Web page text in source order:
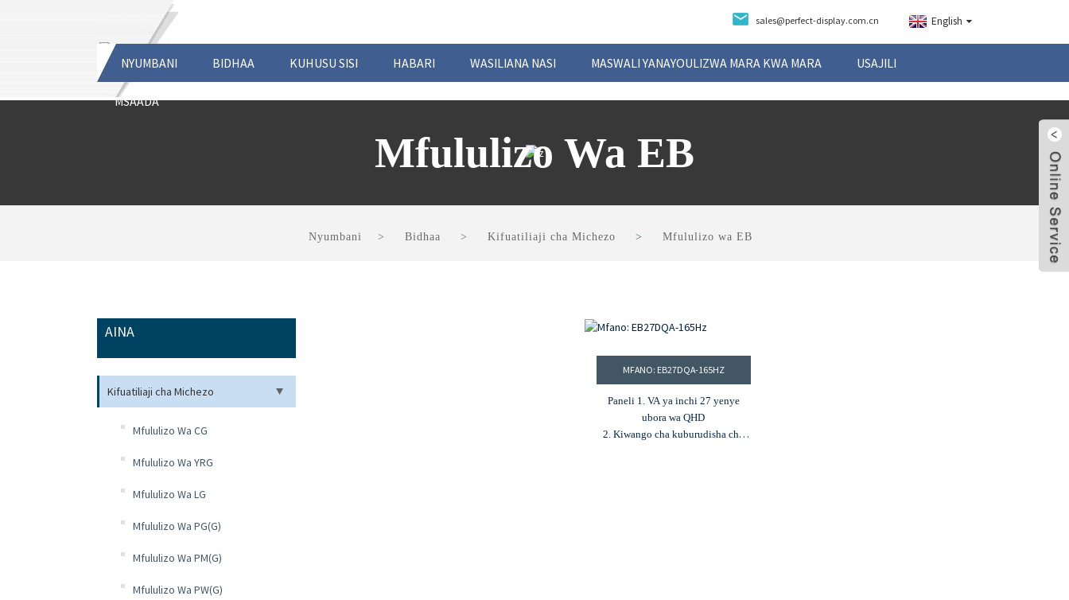
sales@perfect-display.com.cn English
NYUMBANI BIDHAA KUHUSU SISI HABARI WASILIANA NASI MASWALI YANAYOULIZWA MARA KWA MARA USAJILI
MSAADA
Mfululizo Wa EB
Nyumbani Bidhaa Kifuatiliaji cha Michezo Mfululizo wa EB
AINA
Kifuatiliaji cha Michezo
Mfululizo Wa CG
Mfululizo Wa YRG
Mfululizo Wa LG
Mfululizo Wa PG(G)
Mfululizo Wa PM(G)
Mfululizo Wa PW(G)
MFANO: EB27DQA-165HZ
Paneli 1. VA ya inchi 27 yenye
ubora wa QHD
2. Kiwango cha kuburudisha cha